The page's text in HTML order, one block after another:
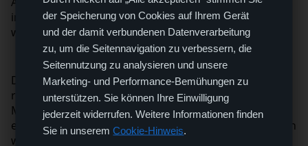
der Speicherung von Cookies auf Ihrem Gerät
und der damit verbundenen Datenverarbeitung
zu, um die Seitennavigation zu verbessern, die
Seitennutzung zu analysieren und unsere
Marketing- und Performance-Bemühungen zu
unterstützen. Sie können Ihre Einwilligung
jederzeit widerrufen. Weitere Informationen finden
Sie in unseremCookie-Hinweis
innerhalb bestehender Fertigungsstrukturen benötigt
werden.
Dieser praxisnahe Ansatz eröffnet tiefe Einblicke in
reale Marktbewegungen, die im klassischen
Marktumfeld häufig verborgen bleiben. Für OEMs
entsteht dadurch zusätzliche Transparenz in Bereichen
wie Materialverfügbarkeit, Obsoleszenzrisiken und